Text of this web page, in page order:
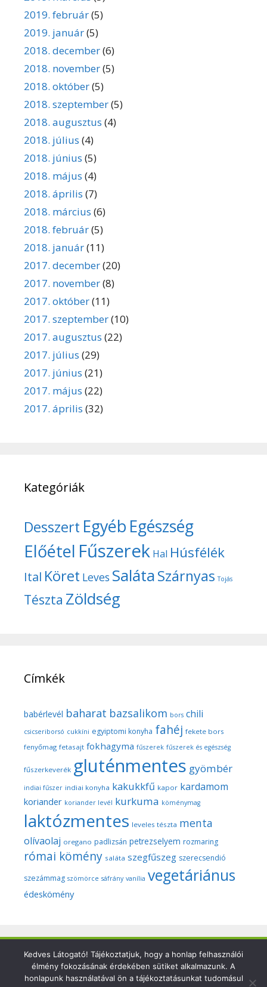
2019. február(5)
2019. január(5)
2018. december(6)
2018. november(5)
2018. október(5)
2018. szeptember(5)
2018. augusztus (4)
2018. július (4)
2018. június (5)
2018. május (4)
2018. április (7)
2018. március (6)
2018. február(5)
2018. január(11)
2017. december(20)
2017. november(8)
2017. október(11)
2017. szeptember(10)
2017. augusztus (22)
2017. július (29)
2017. június (21)
2017. május (22)
2017. április (32)
Kategóriák
Desszert Egyéb Egészség
Előétel Fűszerek Hal Húsfélék
Ital Köret Leves SalátaSzárnyas Tojás
Tészta Zöldség
Címkék
babérlevél baharat bazsalikom bors chili
csicseriborsó cukkíni egyiptomi konyha fahéj fekete bors
fenyőmag fetasajt fokhagyma fűszerek fűszerek és egészség
fűszerkeverék gluténmentes gyömbér
indiai fűszer indiai konyha kakukkfű kapor kardamom
koriander koriander levél kurkuma köménymag
laktózmentes leveles tészta menta
olívaolaj oregano padlizsán petrezselyem rozmaring
római kömény saláta szegfűszeg szerecsendió
szezámmag szömörce sáfrány vanília vegetáriánus
édeskömény
Copyright © 2026 Szegedi Fűszeres - Minden fotó és anyag
ezen a weboldalon a szerző (Dr. Nyári Zsuzsa) kizárólagos
tulajdonát képezi és a nemzetközi szerzői jogi törvények
Kedves Látogató! Tájékoztatjuk, hogy a honlap felhasználói
élmény fokozásának érdekében sütiket alkalmazunk. A
honlapunk használatával ön a tájékoztatásunkat tudomásul